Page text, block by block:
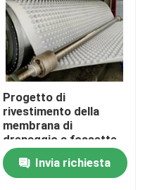
Progetto di
rivestimento della
membrana di
drenaggio a fossette
PVC Tavola di
drenaggio a fossette
perforata Lavoro di
Invia richiesta